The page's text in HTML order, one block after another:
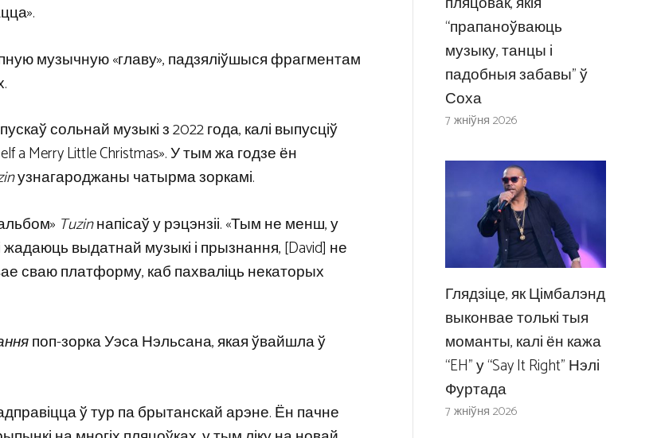
музычную «главу», падзяліўшыся фрагментам
сольнай музыкі з 2022 года, калі выпусціў
a Merry Little Christmas». У тым жа годзе ён
узнагароджаны чатырма зоркамі.
Tuzinнапісаў у рэцэнзіі. «Тым не менш, у
жадаюць выдатнай музыкі і прызнання, [David] не
сваю платформу, каб пахваліць некаторых
поп-зорка Уэса Нэльсана, якая ўвайшла ў
ў тур па брытанскай арэне. Ён пачне
“прапаноўваюць
музыку, танцы і
падобныя забавы” ў
Соха
7 жніўня 2026
Глядзіце, як Цімбалэнд
выконвае толькі тыя
моманты, калі ён кажа
“EH” у “Say It Right” Нэлі
Фуртада
7 жніўня 2026